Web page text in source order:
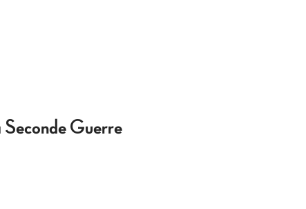
Seconde Guerre